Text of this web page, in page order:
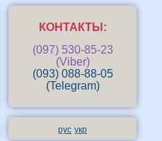
КОНТАКТЫ:
(097) 530-85-23
(Viber)
(093) 088-88-05
(Telegram)
рус укр